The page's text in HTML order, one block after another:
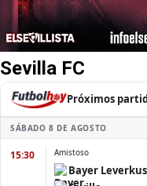
Sevilla FC